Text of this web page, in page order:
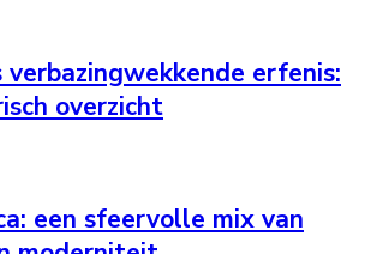
verbazingwekkende erfenis:
overzicht
een sfeervolle mix van